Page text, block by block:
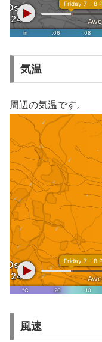
気温
周辺の気温です。
風速